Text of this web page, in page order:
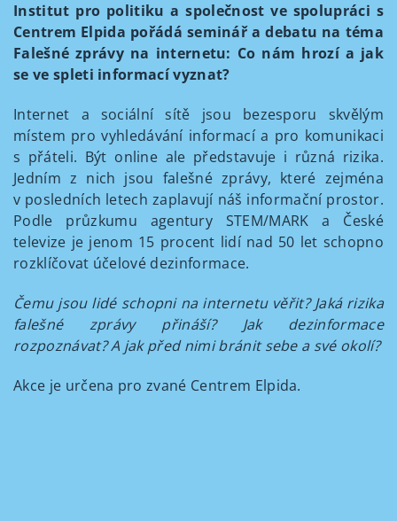
Institut pro politiku a společnost ve spolupráci s
Centrem Elpida pořádá seminář a debatu na téma
Falešné zprávy na internetu: Co nám hrozí a jak
se ve spleti informací vyznat?
Internet a sociální sítě jsou bezesporu skvělým
místem pro vyhledávání informací a pro komunikaci
s přáteli. Být online ale představuje i různá rizika.
Jedním z nich jsou falešné zprávy, které zejména
v posledních letech zaplavují náš informační prostor.
Podle průzkumu agentury STEM/MARK a České
televize je jenom 15 procent lidí nad 50 let schopno
rozklíčovat účelové dezinformace.
Čemu jsou lidé schopni na internetu věřit? Jaká rizika
falešné zprávy přináší? Jak dezinformace
rozpoznávat? A jak před nimi bránit sebe a své okolí?
Akce je určena pro zvané Centrem Elpida.